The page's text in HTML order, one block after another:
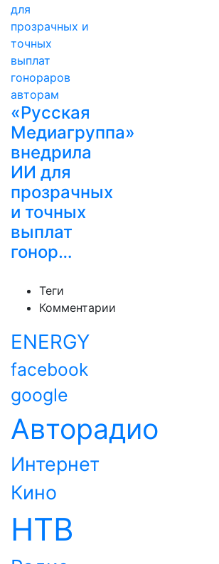
«Русская
Медиагруппа»
внедрила
ИИ для
прозрачных
и точных
выплат
гонор…
Теги
Комментарии
ENERGY
facebook
google
Авторадио
Интернет
Кино
НТВ